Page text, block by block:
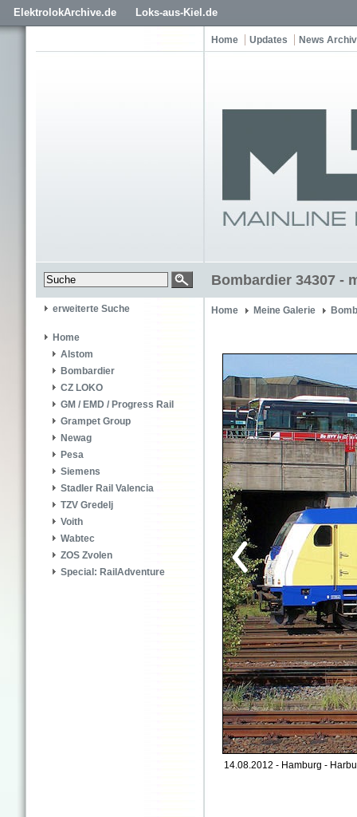
ElektrolokArchive.de Loks-aus-Kiel.de
Home Updates News Archiv
Bombardier 34307 -
erweiterte Suche
Home
Alstom
Bombardier
CZ LOKO
GM / EMD / Progress Rail
Grampet Group
Newag
Pesa
Siemens
Stadler Rail Valencia
TZV Gredelj
Voith
Wabtec
ZOS Zvolen
Special: RailAdventure
Home Meine Galerie
14.08.2012 - Hamburg -